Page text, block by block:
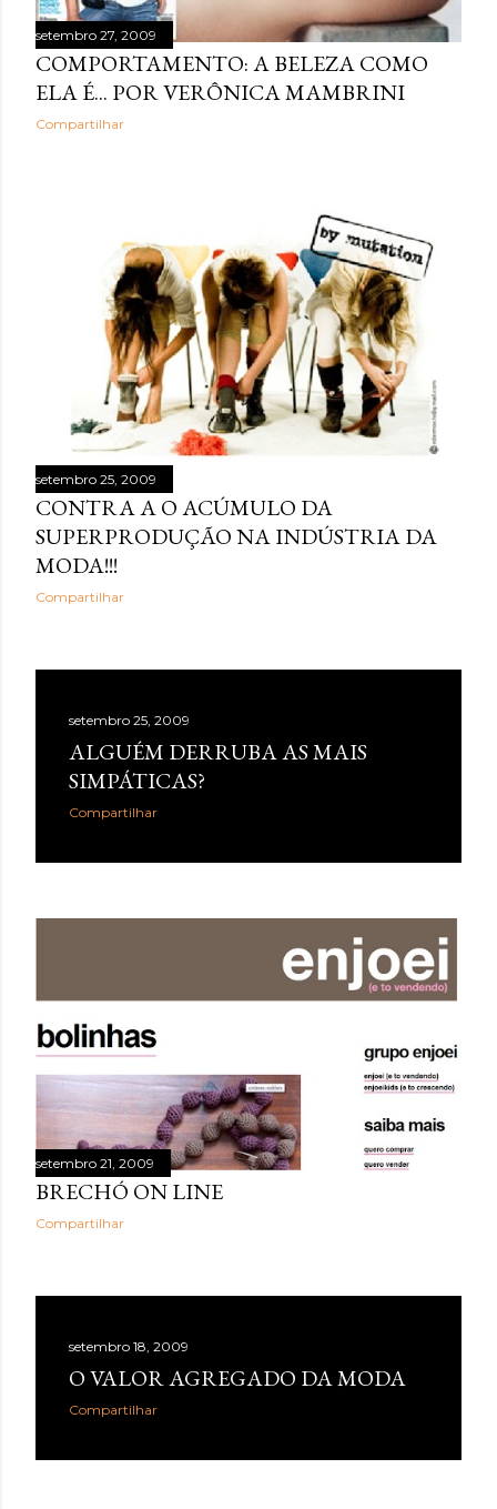
setembro 27, 2009
COMPORTAMENTO: A BELEZA COMO
ELA É... POR VERÔNICA MAMBRINI
Compartilhar
setembro 25, 2009
CONTRA A O ACÚMULO DA
SUPERPRODUÇÃO NA INDÚSTRIA DA
MODA!!!
Compartilhar
setembro 25, 2009
ALGUÉM DERRUBA AS MAIS
SIMPÁTICAS?
Compartilhar
setembro 21, 2009
BRECHÓ ON LINE
Compartilhar
setembro 18, 2009
O VALOR AGREGADO DA MODA
Compartilhar